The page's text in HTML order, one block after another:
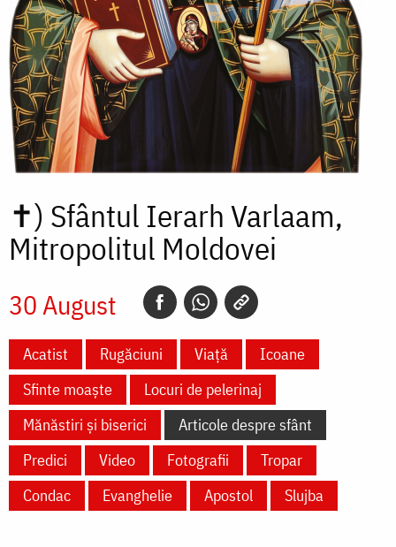
✝) Sfântul Ierarh Varlaam,
Mitropolitul Moldovei
30 August
Acatist Rugăciuni Viață
Icoane
Sfinte moaște
Locuri de pelerinaj
Mănăstiri și biserici
Articole despre sfânt
Predici
Video Fotografii
Tropar
Condac
Evanghelie Apostol Slujba